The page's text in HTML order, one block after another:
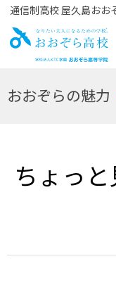
通信制高校 屋久島おお
お
おおぞらの魅力
ちょっ